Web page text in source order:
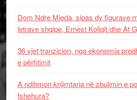
Dom Ndre Mjeda, sipas dy figurave
letrave shqipe, Ernest Koliqit dhe At
36 vjet tranzicion, nga ekonomia
e përfitimit
A ndihmon krijimtaria në zbulimin e
fshehura?